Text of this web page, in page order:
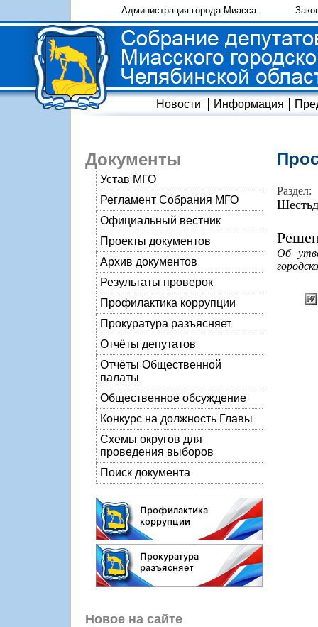
Администрация города Миасса
Новости Информация
Документы
Устав МГО
Регламент Собрания МГО
Официальный вестник
Проекты документов
Архив документов
Результаты проверок
Профилактика коррупции
Прокуратура разъясняет
Отчёты депутатов
Отчёты Общественной
палаты
Общественное обсуждение
Конкурс на должность Главы
Схемы округов для
проведения выборов
Поиск документа
Новое на сайте
Раздел:
Об